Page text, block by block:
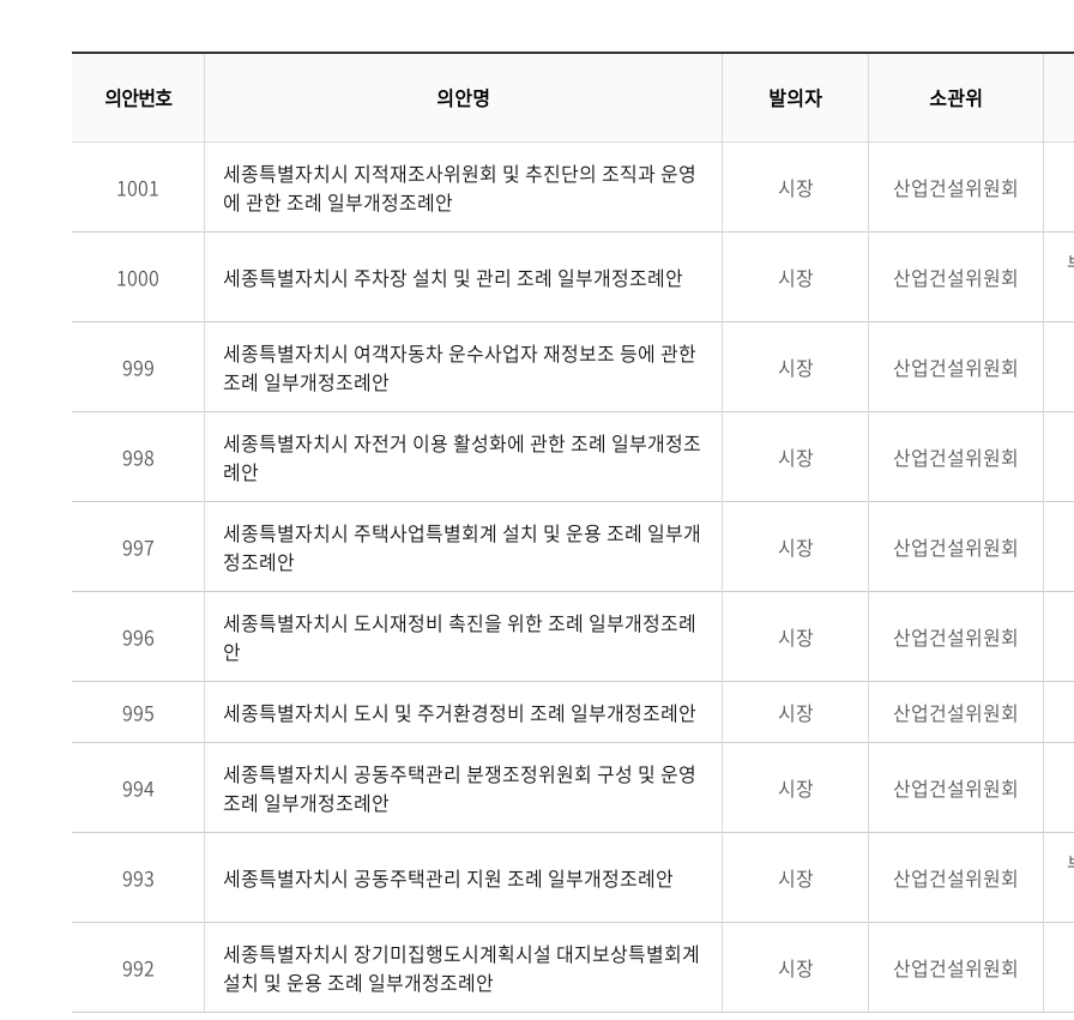
의안번호 의안명 발의자 소관위
1001
세종특별자치시 지적재조사위원회 및 추진단의 조직과 운영
에 관한 조례 일부개정조례안
시장 산업건설위원회
1000 세종특별자치시 주차장 설치 및 관리 조례 일부개정조례안 시장 산업건설위원회
999
세종특별자치시 여객자동차 운수사업자 재정보조 등에 관한
조례 일부개정조례안
시장 산업건설위원회
998
세종특별자치시 자전거 이용 활성화에 관한 조례 일부개정조
례안
시장 산업건설위원회
997
세종특별자치시 주택사업특별회계 설치 및 운용 조례 일부개
정조례안
시장 산업건설위원회
996
세종특별자치시 도시재정비 촉진을 위한 조례 일부개정조례
안
시장 산업건설위원회
995 세종특별자치시 도시 및 주거환경정비 조례 일부개정조례안 시장 산업건설위원회
994
세종특별자치시 공동주택관리 분쟁조정위원회 구성 및 운영
조례 일부개정조례안
시장 산업건설위원회
993 세종특별자치시 공동주택관리 지원 조례 일부개정조례안 시장 산업건설위원회
992
세종특별자치시 장기미집행도시계획시설 대지보상특별회계
설치 및 운용 조례 일부개정조례안
시장 산업건설위원회